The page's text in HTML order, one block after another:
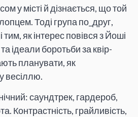
у місті й дізнається, що той
Тоді група по_друг,
як інтерес повівся з Йоші
ідеали боротьби за квір-
планувати, як
весіллю.
саундтрек, гардероб,
Контрастність, грайливість,